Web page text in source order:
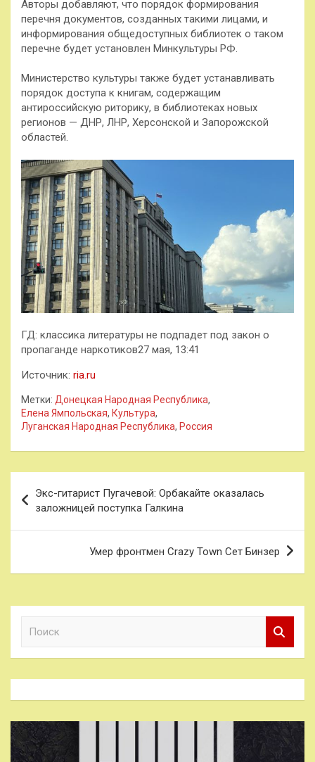
Авторы добавляют, что порядок формирования
перечня документов, созданных такими лицами, и
информирования общедоступных библиотек о таком
перечне будет установлен Минкультуры РФ.
Министерство культуры также будет устанавливать
порядок доступа к книгам, содержащим
антироссийскую риторику, в библиотеках новых
регионов — ДНР, ЛНР, Херсонской и Запорожской
областей.
ГД: классика литературы не подпадет под закон о
пропаганде наркотиков27 мая, 13:41
Источник: ria.ru
Метки: Донецкая Народная Республика,
Елена Ямпольская, Культура,
Луганская Народная Республика, Россия
по
записям
Экс-гитарист Пугачевой: Орбакайте оказалась
заложницей поступка Галкина
Умер фронтмен Crazy Town Сет Бинзер
к